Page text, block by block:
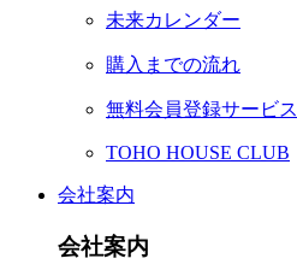
未来カレンダー
購入までの流れ
無料会員登録サービス
TOHO HOUSE CLUB
会社案内
会社案内